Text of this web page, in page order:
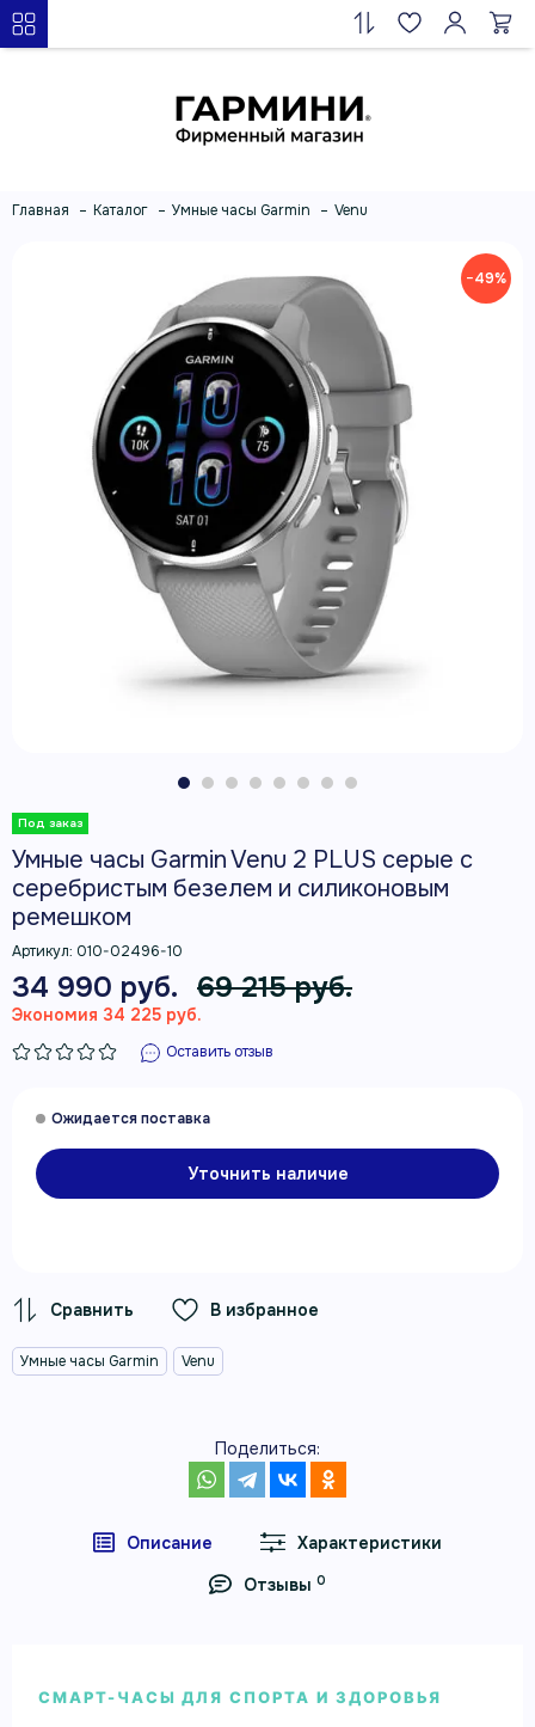
Главная Каталог Умные часы Garmin Venu
−49%
Умные часы Garmin Venu 2 PLUS серые с
серебристым безелем и силиконовым
ремешком
Артикул: 010-02496-10
34 990 руб. 69 215 руб.
Экономия 34 225 руб.
Оставить отзыв
Уточнить наличие
В избранное
Умные часы Garmin Venu
Поделиться:
Описание
Характеристики
Отзывы 0
СМАРТ-ЧАСЫ ДЛЯ СПОРТА И ЗДОРОВЬЯ